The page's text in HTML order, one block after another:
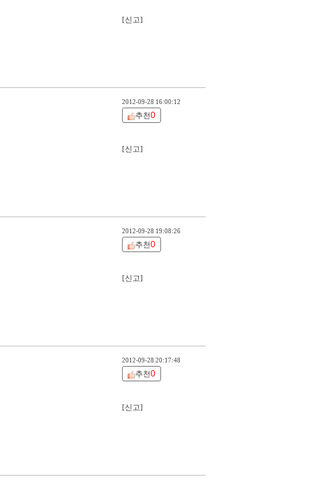
[신고]
2012-09-28 16:00:12
추천0
[신고]
2012-09-28 19:08:26
추천0
[신고]
2012-09-28 20:17:48
추천0
[신고]